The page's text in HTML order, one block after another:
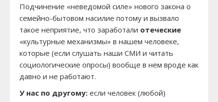
Подчинение «неведомой силе» нового закона о
семейно-бытовом насилие потому и вызвало
такое неприятие, что заработали отеческие
«культурные механизмы» в нашем человеке,
которые (если слушать наши СМИ и читать
социологические опросы) вообще в нем вроде как
давно и не работают.
У нас по другому: если человек (любой)